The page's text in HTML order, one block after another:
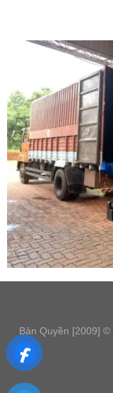
Bản Quyền [2009] ©